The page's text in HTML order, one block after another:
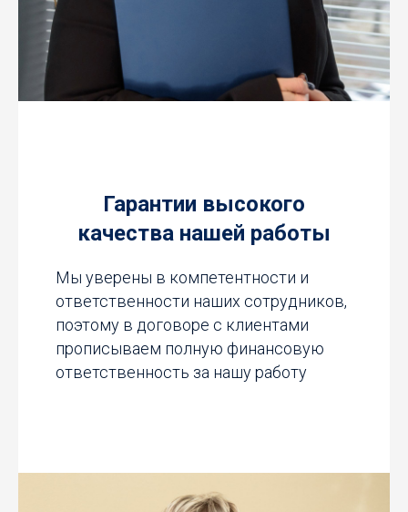
Гарантии высокого
качества нашей работы
Мы уверены в компетентности и
ответственности наших сотрудников,
поэтому в договоре с клиентами
прописываем полную финансовую
ответственность за нашу работу